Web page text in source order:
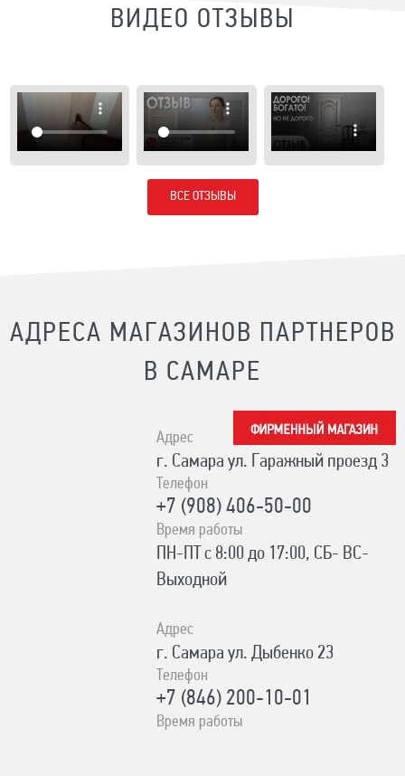
ВИДЕО ОТЗЫВЫ
ВСЕ ОТЗЫВЫ
АДРЕСА МАГАЗИНОВ ПАРТНЕРОВ
В САМАРЕ
Адрес
г. Самара ул. Гаражный проезд 3
Телефон
+7 (908) 406-50-00
Время работы
ПН-ПТ с 8:00 до 17:00, СБ- ВС-
Выходной
Адрес
г. Самара ул. Дыбенко 23
Телефон
+7 (846) 200-10-01
Время работы